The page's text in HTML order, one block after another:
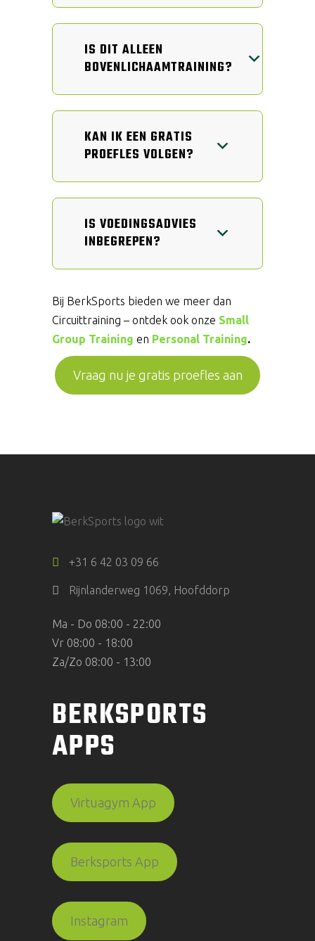
IS DIT ALLEEN
BOVENLICHAAMTRAINING?
KAN IK EEN GRATIS
PROEFLES VOLGEN?
IS VOEDINGSADVIES
INBEGREPEN?
Bij BerkSports bieden we meer dan
Circuittraining – ontdek ook onze Small
Group Training en Personal Training.
Vraag nu je gratis proefles aan
+31 6 42 03 09 66
Rijnlanderweg 1069, Hoofddorp
Ma - Do 08:00 - 22:00
Vr 08:00 - 18:00
Za/Zo 08:00 - 13:00
BERKSPORTS
APPS
Virtuagym App
Berksports App
Instagram